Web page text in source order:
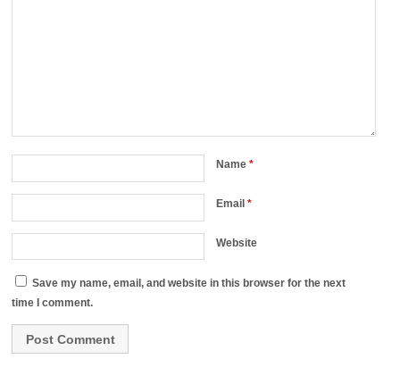
Name*
Email*
Website
Save my name, email, and website in this browser for the next
time I comment.